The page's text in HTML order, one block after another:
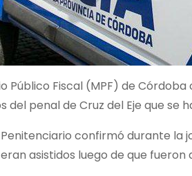
Público Fiscal (MPF) de
del penal de Cruz del Eje que se
Penitenciario confirmó durante la
asistidos luego de que